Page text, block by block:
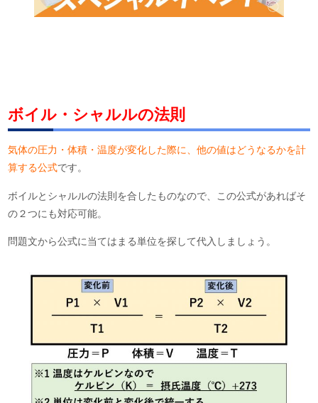
ボイル・シャルルの法則
気体の圧力・体積・温度が変化した際に、他の値はどうなるかを計
算する公式です。
ボイルとシャルルの法則を合したものなので、この公式があればそ
の２つにも対応可能。
問題文から公式に当てはまる単位を探して代入しましょう。